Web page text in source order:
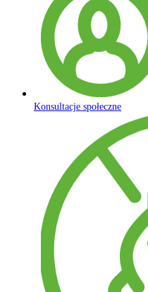
Konsultacje społeczne